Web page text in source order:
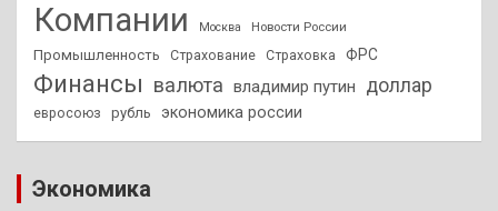
Компании Москва Новости России
Промышленность Страхование Страховка ФРС
Финансы валюта владимир путин доллар
евросоюз рубль экономика россии
Экономика